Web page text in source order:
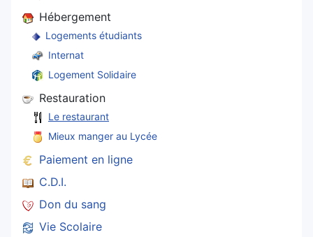
Hébergement
Logements étudiants
Internat
Logement Solidaire
Restauration
Le restaurant
Mieux manger au Lycée
Paiement en ligne
C.D.I.
Don du sang
Vie Scolaire